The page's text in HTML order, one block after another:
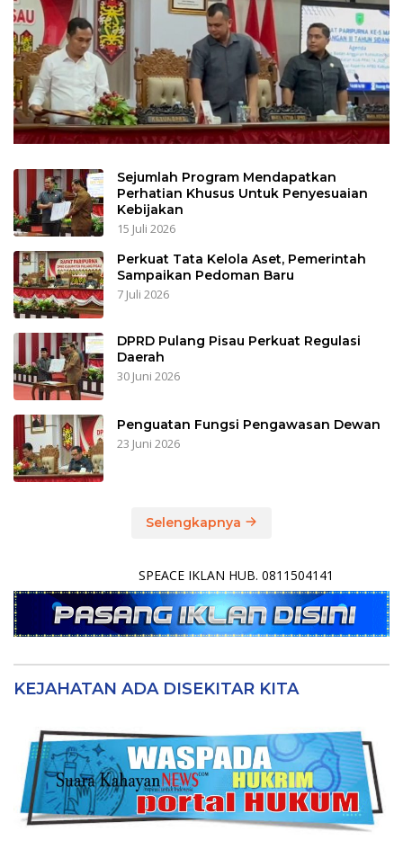
Sejumlah Program Mendapatkan
Perhatian Khusus Untuk Penyesuaian
Kebijakan
15 Juli 2026
Perkuat Tata Kelola Aset, Pemerintah
Sampaikan Pedoman Baru
7 Juli 2026
DPRD Pulang Pisau Perkuat Regulasi
Daerah
30 Juni 2026
Penguatan Fungsi Pengawasan Dewan
23 Juni 2026
Selengkapnya
SPEACE IKLAN HUB. 0811504141
KEJAHATAN ADA DISEKITAR KITA